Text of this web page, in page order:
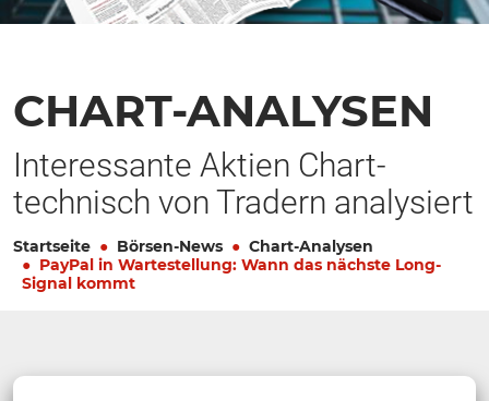
CHART-ANALYSEN
Interessante Aktien Chart-
technisch von Tradern analysiert
Startseite Börsen-News
Chart-Analysen
PayPal in Wartestellung: Wann das nächste Long-
Signal kommt